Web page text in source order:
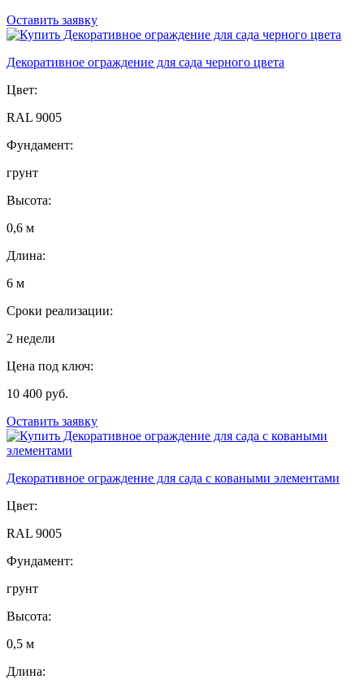
Оставить заявку
Декоративное ограждение для сада черного цвета
Цвет:
RAL 9005
Фундамент:
грунт
Высота:
0,6 м
Длина:
6 м
Сроки реализации:
2 недели
Цена под ключ:
10 400 руб.
Оставить заявку
Декоративное ограждение для сада с коваными элементами
Цвет:
RAL 9005
Фундамент:
грунт
Высота:
0,5 м
Длина: